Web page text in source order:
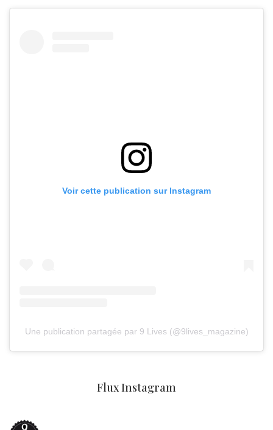
Voir cette publication sur Instagram
Une publication partagée par 9 Lives (@9lives_magazine)
Flux Instagram